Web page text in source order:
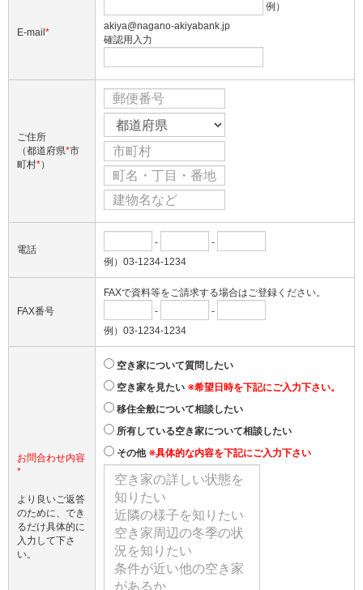
E-mail *
例）
akiya@nagano-akiyabank.jp
確認用入力
ご住所
（都道府県*市
町村*）
電話
-
-
例）03-1234-1234
FAX番号
FAXで資料等をご請求する場合はご登録ください。
-
-
例）03-1234-1234
お問合わせ内容
*
より良いご返答
のために、でき
るだけ具体的に
入力して下さ
い。
空き家について質問したい
空き家を見たい ※希望日時を下記にご入力下さい。
移住全般について相談したい
所有している空き家について相談したい
その他 ※具体的な内容を下記にご入力下さい